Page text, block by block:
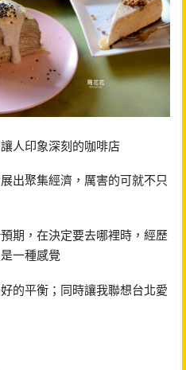
人印象深刻的咖啡店
出聚集經濟，厲害的可就不只
期，在決定要去哪裡時，經歷
一種感覺
的平衡；同時讓我聯想台北愛